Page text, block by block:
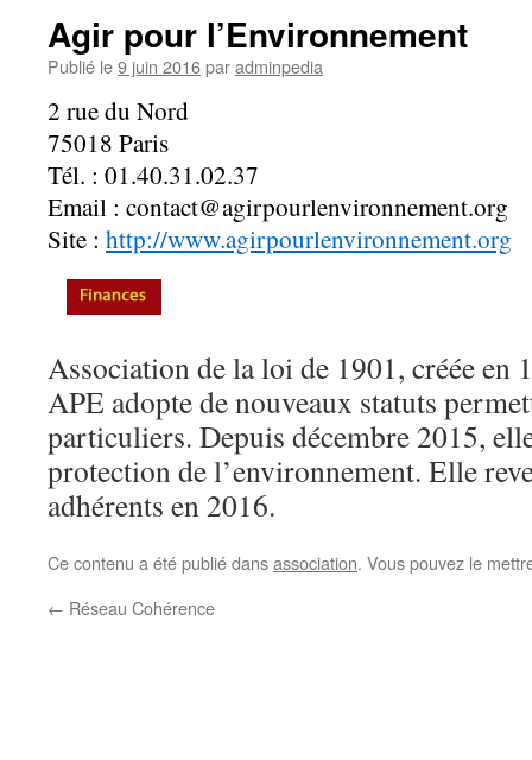
Agir pour l’Environnement
Publié le9 juin 2016paradminpedia
2 rue du Nord
75018 Paris
Tél. : 01.40.31.02.37
Email : contact@agirpourlenvironnement.org
Site : http://www.agirpourlenvironnement.org
Association de la loi de 1901, créée en
APE adopte de nouveaux statuts
particuliers. Depuis décembre 2015,
protection de l’environnement. Elle
adhérents en 2016.
Ce contenu a été publié dansassociation. Vous pouvez le
← Réseau Cohérence